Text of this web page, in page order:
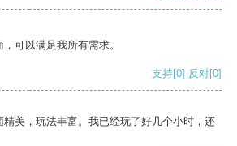
可以满足我所有需求。
支持[0] 反对[0]
美，玩法丰富。我已经玩了好几个小时，还